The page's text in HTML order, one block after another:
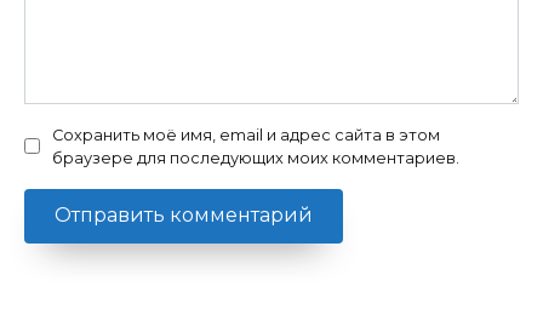
Сохранить моё имя, email и адрес сайта в этом
браузере для последующих моих комментариев.